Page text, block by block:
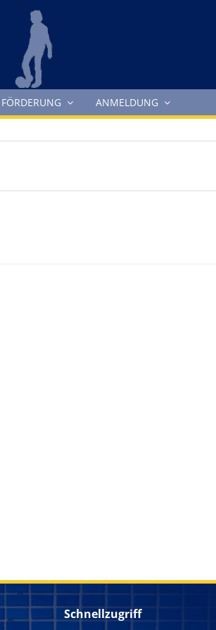
FÖRDERUNG ANMELDUNG
Schnellzugriff